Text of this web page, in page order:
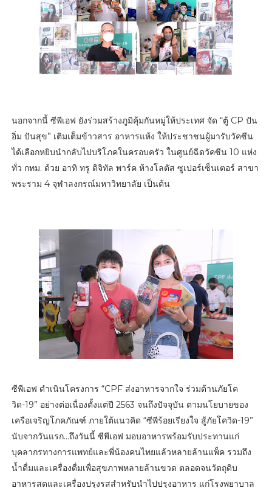
นอกจากนี้ ซีพีเอฟ ยังร่วมสร้างภูมิคุ้มกันหมู่ให้ประเทศ จัด “ตู้ CP ปัน
อิ่ม ปันสุข” เติมเต็มข้าวสาร อาหารแห้ง ให้ประชาชนผู้มารับวัคซีน
ได้เลือกหยิบนำกลับไปบริโภคในครอบครัว ในศูนย์ฉีดวัคซีน 10 แห่ง
ทั่ว กทม. ด้วย อาทิ ทรู ดิจิทัล พาร์ค ห้างโลตัส ซูเปอร์เซ็นเตอร์ สาขา
พระราม 4 จุฬาลงกรณ์มหาวิทยาลัย เป็นต้น
ซีพีเอฟ ดำเนินโครงการ “CPF ส่งอาหารจากใจ ร่วมต้านภัยโค
วิด-19” อย่างต่อเนื่องตั้งแต่ปี 2563 จนถึงปัจจุบัน ตามนโยบายของ
เครือเจริญโภคภัณฑ์ ภายใต้แนวคิด “ซีพีร้อยเรียงใจ สู้ภัยโควิด-19”
นับจากวันแรก...ถึงวันนี้ ซีพีเอฟ มอบอาหารพร้อมรับประทานแก่
บุคลากรทางการแพทย์และพี่น้องคนไทยแล้วหลายล้านแพ็ค รวมถึง
น้ำดื่มและเครื่องดื่มเพื่อสุขภาพหลายล้านขวด ตลอดจนวัตถุดิบ
อาหารสดและเครื่องปรุงรสสำหรับนำไปปรุงอาหาร แก่โรงพยาบาล